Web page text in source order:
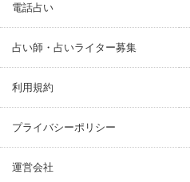
電話占い
占い師・占いライター募集
利用規約
プライバシーポリシー
運営会社